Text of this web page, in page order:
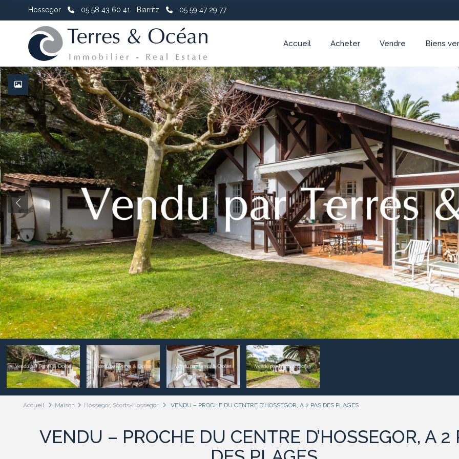
Hossegor 05 58 43 60 41 Biarritz 05 59 47 29 77
Accueil Acheter Vendre Biens
Accueil Maison Hossegor, Soorts-Hossegor VENDU – PROCHE DU CENTRE D’HOSSEGOR, A 2 PAS DES PLAGES
VENDU – PROCHE DU CENTRE D’HOSSEGOR, A 2